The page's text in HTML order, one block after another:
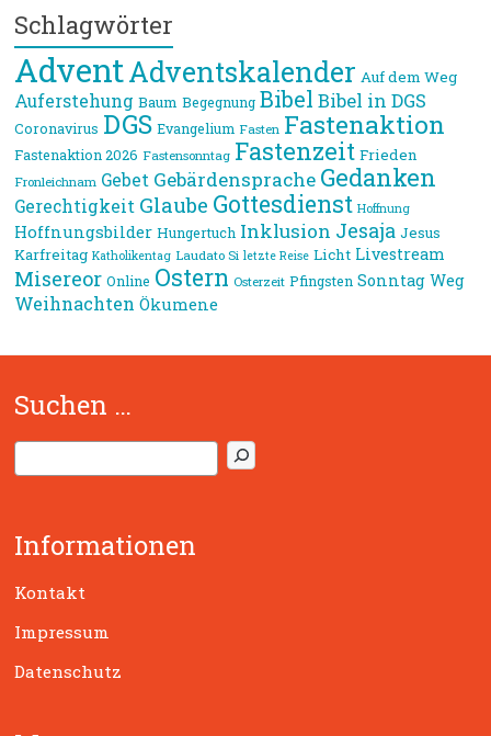
Schlagwörter
AdventAdventskalender Auf dem Weg
Auferstehung Baum Begegnung Bibel Bibel in DGS
Coronavirus DGS Evangelium Fasten Fastenaktion
Fastenaktion 2026 Fastensonntag Fastenzeit Frieden
Fronleichnam Gebet Gebärdensprache Gedanken
Gerechtigkeit Glaube Gottesdienst Hoffnung
Hoffnungsbilder Hungertuch Inklusion Jesaja Jesus
Karfreitag Katholikentag Laudato Si letzte Reise Licht Livestream
Misereor Online Ostern Osterzeit Pfingsten Sonntag Weg
Weihnachten Ökumene
Suchen …
u
e
n
Informationen
Kontakt
Impressum
Datenschutz